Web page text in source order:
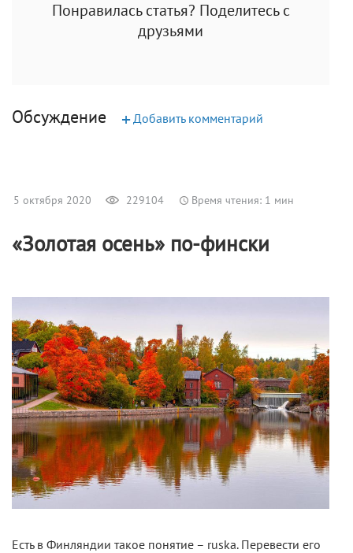
Понравилась статья? Поделитесь с
друзьями
Обсуждение +Добавить комментарий
5 октября 2020 229104 Время чтения: 1 мин
«Золотая осень» по-фински
Есть в Финляндии такое понятие – ruska. Перевести его